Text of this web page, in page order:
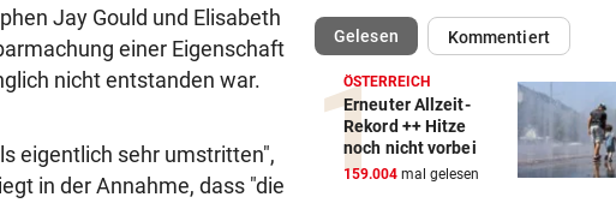
Jay Gould und Elisabeth
einer Eigenschaft
nicht entstanden war.
eigentlich sehr umstritten",
in der Annahme, dass "die
Hat Ceuta-Chaos jetzt auch
Folgen für die WM 2030?
WERDEN JETZT BEERDIGT vor
Niedrigwasser legte
Budapest frei
Gelesen(ausgewählt)Kommentiert
ÖSTERREICH
Erneuter Allzeit-
Rekord ++ Hitze
noch nicht vorbei
159.004 mal gelesen